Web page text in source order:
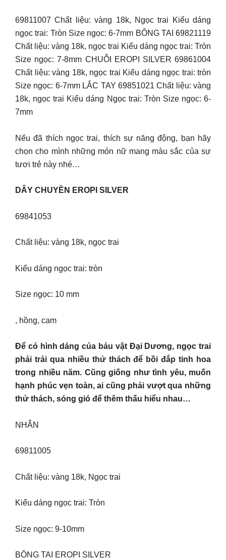
69811007 Chất liệu: vàng 18k, Ngọc trai Kiểu dáng
ngọc trai: Tròn Size ngọc: 6-7mm BÔNG TAI 69821119
Chất liệu: vàng 18k, ngọc trai Kiểu dáng ngọc trai: Tròn
Size ngọc: 7-8mm CHUỖI EROPI SILVER 69861004
Chất liệu: vàng 18k, ngọc trai Kiểu dáng ngọc trai: tròn
Size ngọc: 6-7mm LẮC TAY 69851021 Chất liệu: vàng
18k, ngọc trai Kiểu dáng Ngọc trai: Tròn Size ngọc: 6-
7mm
Nếu đã thích ngọc trai, thích sự năng động, bạn hãy
chọn cho mình những món nữ mang màu sắc của sự
tươi trẻ này nhé…
DÂY CHUYỀN EROPI SILVER
69841053
Chất liệu: vàng 18k, ngọc trai
Kiểu dáng ngọc trai: tròn
Size ngọc: 10 mm
, hồng, cam
Để có hình dáng của báu vật Đại Dương, ngọc trai
phải trải qua nhiều thử thách để bồi đắp tinh hoa
trong nhiều năm. Cũng giống như tình yêu, muốn
hạnh phúc vẹn toàn, ai cũng phải vượt qua những
thử thách, sóng gió để thêm thấu hiểu nhau…
NHẪN
69811005
Chất liệu: vàng 18k, Ngọc trai
Kiểu dáng ngọc trai: Tròn
Size ngọc: 9-10mm
BÔNG TAI EROPI SILVER